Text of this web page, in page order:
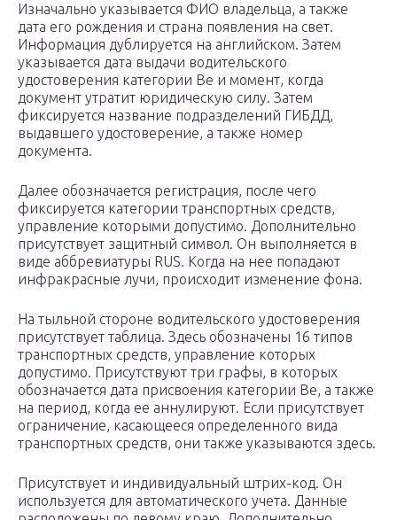
Изначально указывается ФИО владельца, а также
дата его рождения и страна появления на свет.
Информация дублируется на английском. Затем
указывается дата выдачи водительского
удостоверения категории Ве и момент, когда
документ утратит юридическую силу. Затем
фиксируется название подразделений ГИБДД,
выдавшего удостоверение, а также номер
документа.
Далее обозначается регистрация, после чего
фиксируется категории транспортных средств,
управление которыми допустимо. Дополнительно
присутствует защитный символ. Он выполняется в
виде аббревиатуры RUS. Когда на нее попадают
инфракрасные лучи, происходит изменение фона.
На тыльной стороне водительского удостоверения
присутствует таблица. Здесь обозначены 16 типов
транспортных средств, управление которых
допустимо. Присутствуют три графы, в которых
обозначается дата присвоения категории Be, а также
на период, когда ее аннулируют. Если присутствует
ограничение, касающееся определенного вида
транспортных средств, они также указываются здесь.
Присутствует и индивидуальный штрих-код. Он
используется для автоматического учета. Данные